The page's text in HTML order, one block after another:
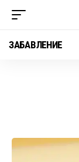
ЗАБАВЛЕНИЕ